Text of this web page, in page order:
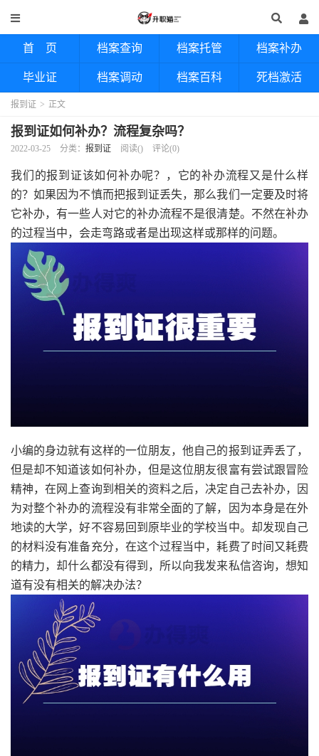
首 页 档案查询 档案托管 档案补办
毕业证 档案调动 档案百科 死档激活
报到证 > 正文
报到证如何补办？流程复杂吗？
2022-03-25 分类： 报到证 阅读() 评论(0)
我们的报到证该如何补办呢？，它的补办流程又是什么样
的？如果因为不慎而把报到证丢失，那么我们一定要及时将
它补办，有一些人对它的补办流程不是很清楚。不然在补办
的过程当中，会走弯路或者是出现这样或那样的问题。
小编的身边就有这样的一位朋友，他自己的报到证弄丢了，
但是却不知道该如何补办，但是这位朋友很富有尝试跟冒险
精神，在网上查询到相关的资料之后，决定自己去补办，因
为对整个补办的流程没有非常全面的了解，因为本身是在外
地读的大学，好不容易回到原毕业的学校当中。却发现自己
的材料没有准备充分，在这个过程当中，耗费了时间又耗费
的精力，却什么都没有得到，所以向我发来私信咨询，想知
道有没有相关的解决办法？